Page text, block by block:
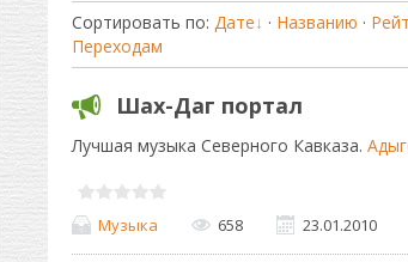
Сортировать по: Дате · Названию ·
Переходам
Шах-Даг портал
Лучшая музыка Северного Кавказа.
Музыка 658 23.01.2010